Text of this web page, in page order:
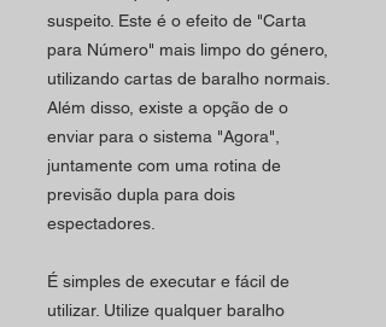
suspeito. Este é o efeito de "Carta
para Número" mais limpo do género,
utilizando cartas de baralho normais.
Além disso, existe a opção de o
enviar para o sistema "Agora",
juntamente com uma rotina de
previsão dupla para dois
espectadores.
É simples de executar e fácil de
utilizar. Utilize qualquer baralho